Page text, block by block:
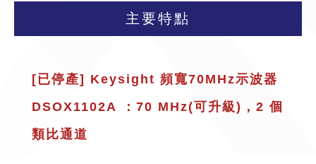
主要特點
[已停產] Keysight 頻寬70MHz示波器
DSOX1102A ：70 MHz(可升級)，2 個
類比通道